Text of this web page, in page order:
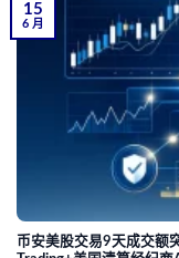
币安美股交易9天成交额
15
6 月